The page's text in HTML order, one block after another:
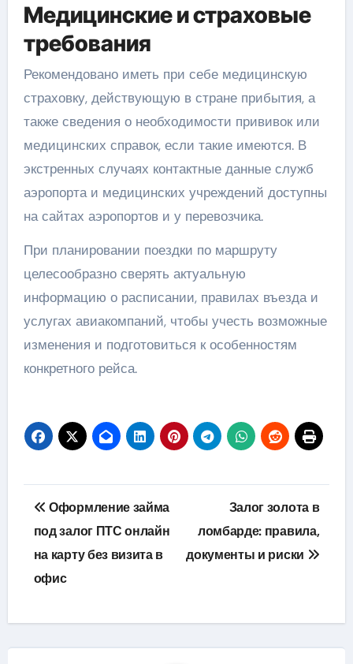
Медицинские и страховые
требования
Рекомендовано иметь при себе медицинскую
страховку, действующую в стране прибытия, а
также сведения о необходимости прививок или
медицинских справок, если такие имеются. В
экстренных случаях контактные данные служб
аэропорта и медицинских учреждений доступны
на сайтах аэропортов и у перевозчика.
При планировании поездки по маршруту
целесообразно сверять актуальную
информацию о расписании, правилах въезда и
услугах авиакомпаний, чтобы учесть возможные
изменения и подготовиться к особенностям
конкретного рейса.
Навигация
по
записям
Оформление займа
под залог ПТС онлайн
на карту без визита в
офис
Залог золота в
ломбарде: правила,
документы и риски